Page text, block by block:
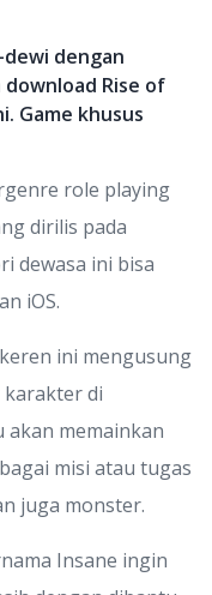
dengan
Rise of
Game khusus
role playing
dirilis pada
dewasa ini bisa
iOS.
ini mengusung
di
akan memainkan
misi atau tugas
juga monster.
Insane ingin